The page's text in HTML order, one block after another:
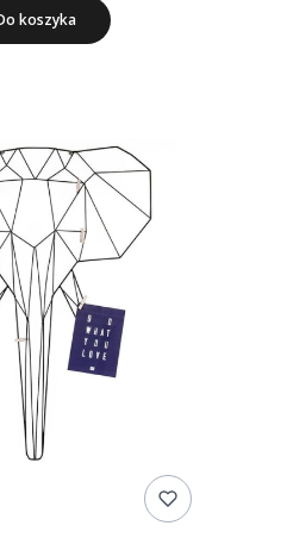
koszyka